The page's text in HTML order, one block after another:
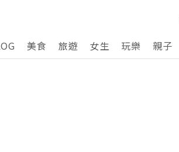
美食 旅遊 女生 玩樂 親子